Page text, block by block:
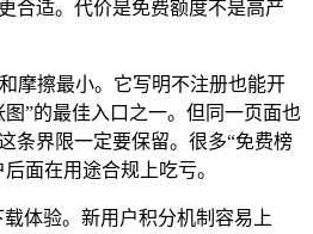
合适。代价是免费额度不是高产
摩擦最小。它写明不注册也能开
”的最佳入口之一。但同一页面也
条界限一定要保留。很多“免费榜
面在用途合规上吃亏。
体验。新用户积分机制容易上